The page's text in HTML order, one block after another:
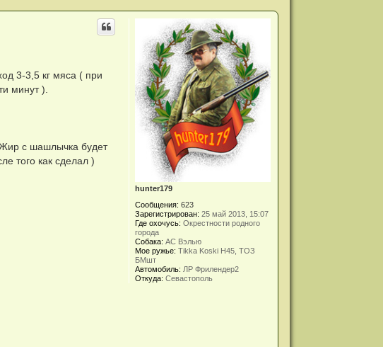
hunter179
Сообщения: 623
Зарегистрирован: 25 май 2013, 15:07
Где охочусь: Окрестности родного
города
Собака: АС Вэлью
Мое ружье: Tikka Koski H45, ТОЗ
БМшт
Автомобиль: ЛР Фрилендер2
Откуда: Севастополь
3-3,5 кг мяса ( при
минут ).
с шашлычка будет
того как сделал )